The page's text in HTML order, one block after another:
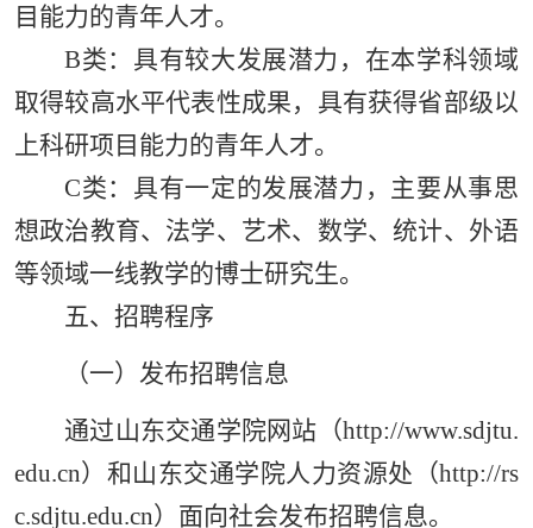
目能力的青年人才。
B类：具有较大发展潜力，在本学科领域
取得较高水平代表性成果，具有获得省部级以
上科研项目能力的青年人才。
C类：具有一定的发展潜力，主要从事思
想政治教育、法学、艺术、数学、统计、外语
等领域一线教学的博士研究生。
五、招聘程序
（一）发布招聘信息
通过山东交通学院网站（http://www.sdjtu.
edu.cn）和山东交通学院人力资源处（http://rs
c.sdjtu.edu.cn）面向社会发布招聘信息。